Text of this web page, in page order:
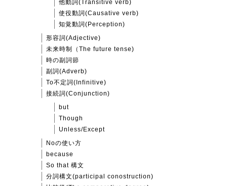
他動詞(Transitive verb)
使役動詞(Causative verb)
知覚動詞(Perception)
形容詞(Adjective)
未来時制（The future tense)
時の副詞節
副詞(Adverb)
To不定詞(Infinitive)
接続詞(Conjunction)
but
Though
Unless/Except
Noの使い方
because
So that 構文
分詞構文(participal conostruction)